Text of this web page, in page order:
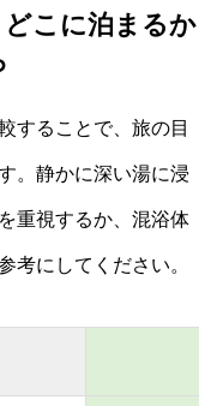
こに泊まるか
することで、旅の目
。静かに深い湯に浸
重視するか、混浴体
考にしてください。